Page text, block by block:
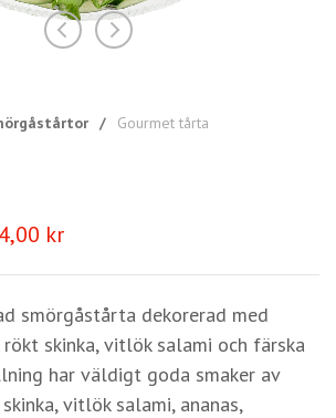
/ Gourmet tårta
krPrisintervall:
till
1514,00 kr
smörgåstårta dekorerad med
skinka, vitlök salami och färska
har väldigt goda smaker av
vitlök salami, ananas,